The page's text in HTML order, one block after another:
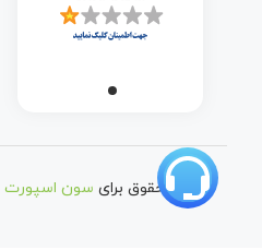
تمامی حقوق برای سون اسپورت